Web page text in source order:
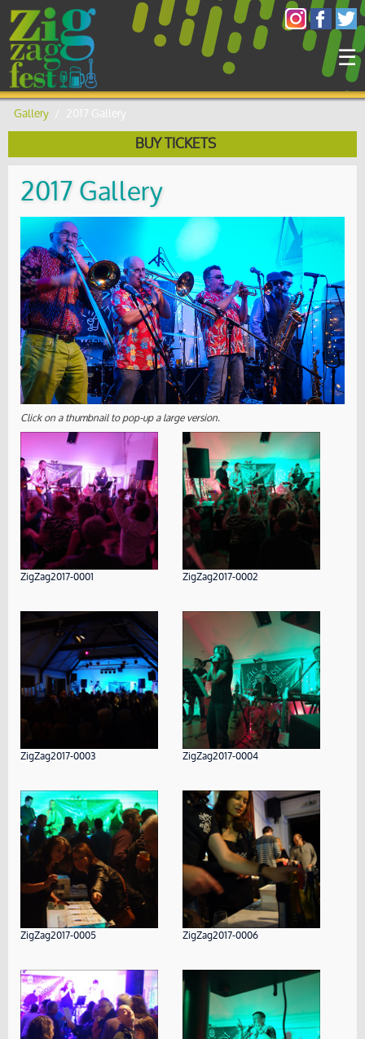
×
☰
Gallery / 2017 Gallery
BUY TICKETS
2017 Gallery
Click on a thumbnail to pop-up a large version.
ZigZag2017-0001 ZigZag2017-0002
ZigZag2017-0003 ZigZag2017-0004
ZigZag2017-0005 ZigZag2017-0006